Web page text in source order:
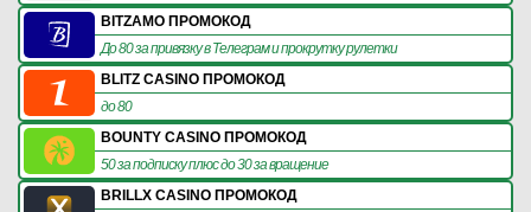
BITZAMO ПРОМОКОД
До 80 за привязку в Телеграм и прокрутку рулетки
BLITZ CASINO ПРОМОКОД
до 80
BOUNTY CASINO ПРОМОКОД
50 за подписку плюс до 30 за вращение
BRILLX CASINO ПРОМОКОД